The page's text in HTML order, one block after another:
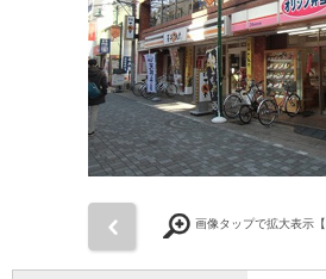
画像タップで拡大表示【